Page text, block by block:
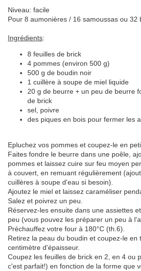
Niveau: facile
Pour 8 aumonières / 16 samoussas ou 32
Ingrédients:
8 feuilles de brick
4 pommes (environ 500 g)
500 g de boudin noir
1 cuillère à soupe de miel liquide
20 g de beurre + un peu de beurre
de brick
sel, poivre
des piques en bois pour fermer les
Epluchez vos pommes et coupez-le en
Faites fondre le beurre dans une poêle,
pommes et laissez cuire sur feu moyen
à couvert, en remuant régulièrement
cuillères à soupe d'eau si besoin).
Ajoutez le miel et laissez caraméliser
Salez et poivrez un peu.
Réservez-les ensuite dans une assiettes
peu (vous pouvez les préparer un peu à
Préchauffez votre four à 180°C (th.6).
Retirez la peau du boudin et coupez-le en
centimètre d'épaisseur.
Coupez les feuilles de brick en 2, en 4 ou
c'est parfait!) en fonction de la forme que